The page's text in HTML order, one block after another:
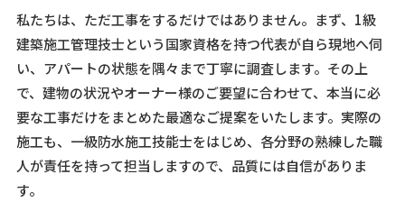
私たちは、ただ工事をするだけではありません。まず、1級
建築施工管理技士という国家資格を持つ代表が自ら現地へ伺
い、アパートの状態を隅々まで丁寧に調査します。その上
で、建物の状況やオーナー様のご要望に合わせて、本当に必
要な工事だけをまとめた最適なご提案をいたします。実際の
施工も、一級防水施工技能士をはじめ、各分野の熟練した職
人が責任を持って担当しますので、品質には自信がありま
す。